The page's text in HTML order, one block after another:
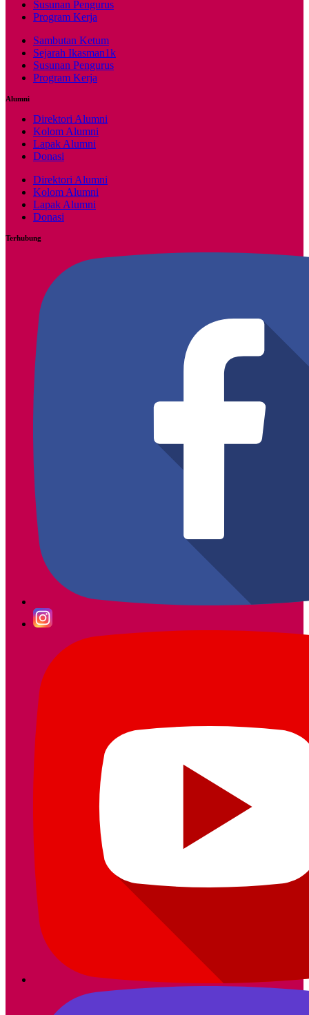
Susunan Pengurus
Program Kerja
Sambutan Ketum
Sejarah Ikasman1k
Susunan Pengurus
Program Kerja
Alumni
Direktori Alumni
Kolom Alumni
Lapak Alumni
Donasi
Direktori Alumni
Kolom Alumni
Lapak Alumni
Donasi
Terhubung